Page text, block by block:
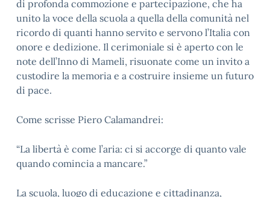
di profonda commozione e partecipazione, che ha
unito la voce della scuola a quella della comunità nel
ricordo di quanti hanno servito e servono l’Italia con
onore e dedizione. Il cerimoniale si è aperto con le
note dell’Inno di Mameli, risuonate come un invito a
custodire la memoria e a costruire insieme un futuro
di pace.
Come scrisse Piero Calamandrei:
“La libertà è come l’aria: ci si accorge di quanto vale
quando comincia a mancare.”
La scuola, luogo di educazione e cittadinanza,